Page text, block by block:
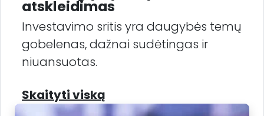
atskleidimas
Investavimo sritis yra daugybės temų
gobelenas, dažnai sudėtingas ir
niuansuotas.
Skaityti viską